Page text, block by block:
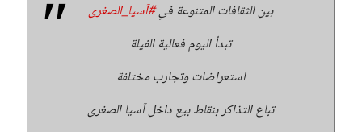
بين الثقافات المتنوعة في#آسيا_الصغرى
تبدأ اليوم فعالية الفيلة
استعراضات وتجارب مختلفة
تباع التذاكر بنقاط بيع داخل آسيا الصغرى